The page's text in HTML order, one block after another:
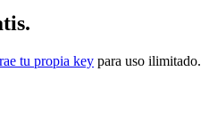
tu propia key para uso ilimitado.